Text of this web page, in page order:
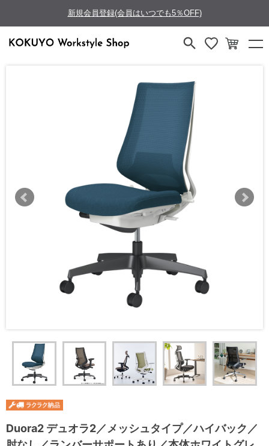
新規会員登録(会員はいつでも5％OFF)
Duora2 デュオラ2／メッシュタイプ／ハイバック／